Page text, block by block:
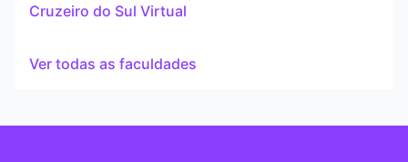
Cruzeiro do Sul Virtual
Ver todas as faculdades